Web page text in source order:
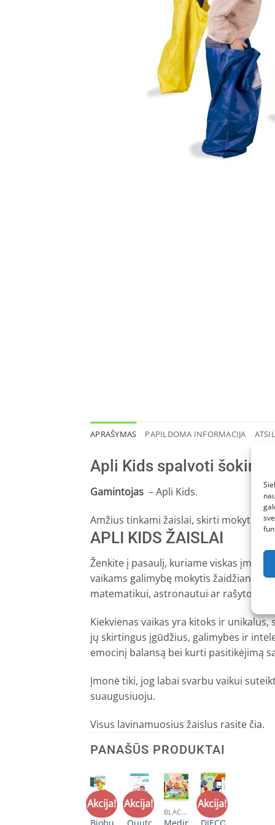
APRAŠYMAS PAPILDOMA INFORMACIJA
Apli Kids spalvoti
Gamintojas – Apli Kids.
Amžius tinkami žaislai, skirti mokytis,
APLI KIDS ŽAISLAI
Ženkite į pasaulį, kuriame viskas
vaikams galimybę mokytis žaidžiant jų
matematikui, astronautui ar rašytojui,
Kiekvienas vaikas yra kitoks ir
jų skirtingus įgūdžius, galimybes ir
emocinį balansą bei kurti pasitikėjimą
Įmonė tiki, jog labai svarbu vaikui
suaugusiuoju.
Visus lavinamuosius žaislus rasite čia.
PANAŠŪS PRODUKTAI
Akcija!
+
LAVINAMIEJI ŽAISLAI
Akcija!
+
LAVINAMIEJI ŽAISLAI
+
BLACK FRIDAY IŠPARDAVIMAS
Akcija!
+
3 UŽ 2 KAINĄ